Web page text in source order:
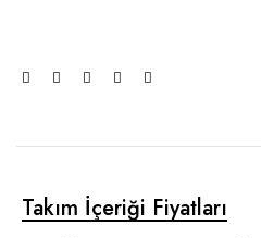
Takım İçeriği Fiyatları